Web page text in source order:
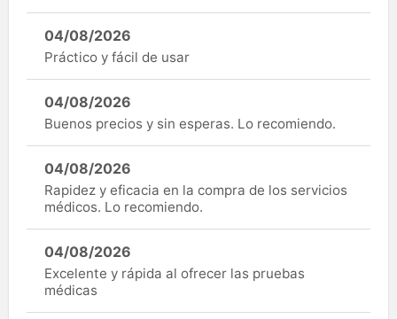
04/08/2026
Práctico y fácil de usar
04/08/2026
Buenos precios y sin esperas. Lo recomiendo.
04/08/2026
Rapidez y eficacia en la compra de los servicios
médicos. Lo recomiendo.
04/08/2026
Excelente y rápida al ofrecer las pruebas
médicas